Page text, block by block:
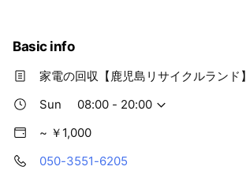
Basic info
家電の回収【鹿児島リサイクルランド】
Sun
08:00 - 20:00
~ ￥1,000
050-3551-6205